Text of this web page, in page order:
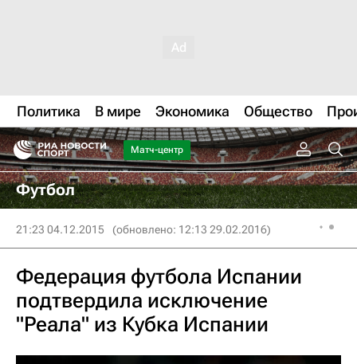
Политика В мире Экономика Общество
Матч-центр
Футбол
21:23 04.12.2015 (обновлено: 12:13 29.02.2016)
Федерация футбола Испании
подтвердила исключение
"Реала" из Кубка Испании